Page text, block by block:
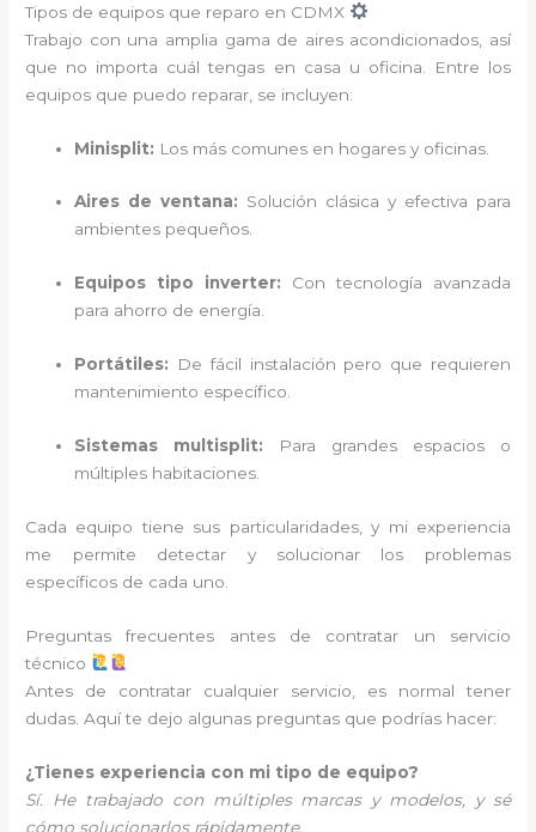
Tipos de equipos que reparo en CDMX
Trabajo con una amplia gama de aires acondicionados, así
que no importa cuál tengas en casa u oficina. Entre los
equipos que puedo reparar, se incluyen:
Minisplit: Los más comunes en hogares y oficinas.
Aires de ventana: Solución clásica y efectiva para
ambientes pequeños.
Equipos tipo inverter: Con tecnología avanzada
para ahorro de energía.
Portátiles: De fácil instalación pero que requieren
mantenimiento específico.
Sistemas multisplit: Para grandes espacios o
múltiples habitaciones.
Cada equipo tiene sus particularidades, y mi experiencia
me permite detectar y solucionar los problemas
específicos de cada uno.
Preguntas frecuentes antes de contratar un servicio
técnico
Antes de contratar cualquier servicio, es normal tener
dudas. Aquí te dejo algunas preguntas que podrías hacer:
¿Tienes experiencia con mi tipo de equipo?
Sí. He trabajado con múltiples marcas y modelos, y sé
cómo solucionarlos rápidamente.